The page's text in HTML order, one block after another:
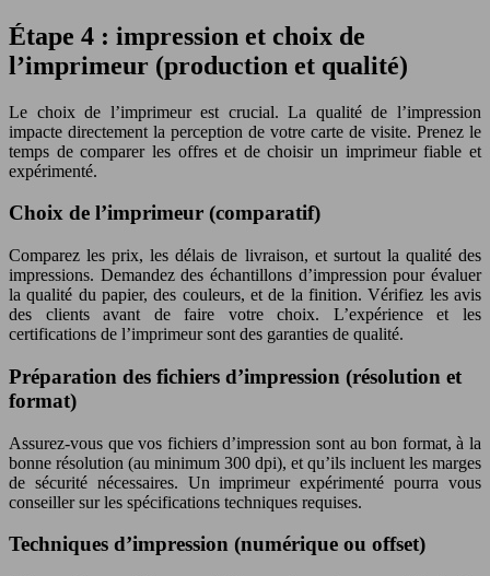
Étape 4 : impression et choix de
l’imprimeur (production et qualité)
Le choix de l’imprimeur est crucial. La qualité de l’impression
impacte directement la perception de votre carte de visite. Prenez le
temps de comparer les offres et de choisir un imprimeur fiable et
expérimenté.
Choix de l’imprimeur (comparatif)
Comparez les prix, les délais de livraison, et surtout la qualité des
impressions. Demandez des échantillons d’impression pour évaluer
la qualité du papier, des couleurs, et de la finition. Vérifiez les avis
des clients avant de faire votre choix. L’expérience et les
certifications de l’imprimeur sont des garanties de qualité.
Préparation des fichiers d’impression (résolution et
format)
Assurez-vous que vos fichiers d’impression sont au bon format, à la
bonne résolution (au minimum 300 dpi), et qu’ils incluent les marges
de sécurité nécessaires. Un imprimeur expérimenté pourra vous
conseiller sur les spécifications techniques requises.
Techniques d’impression (numérique ou offset)